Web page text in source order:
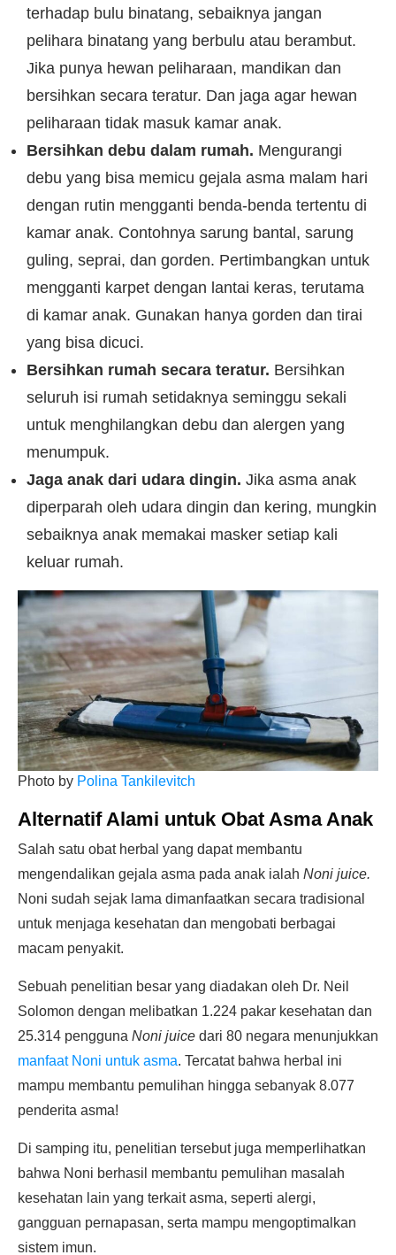
terhadap bulu binatang, sebaiknya jangan
pelihara binatang yang berbulu atau berambut.
Jika punya hewan peliharaan, mandikan dan
bersihkan secara teratur. Dan jaga agar hewan
peliharaan tidak masuk kamar anak.
Bersihkan debu dalam rumah. Mengurangi
debu yang bisa memicu gejala asma malam hari
dengan rutin mengganti benda-benda tertentu di
kamar anak. Contohnya sarung bantal, sarung
guling, seprai, dan gorden. Pertimbangkan untuk
mengganti karpet dengan lantai keras, terutama
di kamar anak. Gunakan hanya gorden dan tirai
yang bisa dicuci.
Bersihkan rumah secara teratur. Bersihkan
seluruh isi rumah setidaknya seminggu sekali
untuk menghilangkan debu dan alergen yang
menumpuk.
Jaga anak dari udara dingin. Jika asma anak
diperparah oleh udara dingin dan kering, mungkin
sebaiknya anak memakai masker setiap kali
keluar rumah.
Photo by Polina Tankilevitch
Alternatif Alami untuk Obat Asma Anak
Salah satu obat herbal yang dapat membantu
mengendalikan gejala asma pada anak ialah Noni juice.
Noni sudah sejak lama dimanfaatkan secara tradisional
untuk menjaga kesehatan dan mengobati berbagai
macam penyakit.
Sebuah penelitian besar yang diadakan oleh Dr. Neil
Solomon dengan melibatkan 1.224 pakar kesehatan dan
25.314 pengguna Noni juice dari 80 negara menunjukkan
manfaat Noni untuk asma. Tercatat bahwa herbal ini
mampu membantu pemulihan hingga sebanyak 8.077
penderita asma!
Di samping itu, penelitian tersebut juga memperlihatkan
bahwa Noni berhasil membantu pemulihan masalah
kesehatan lain yang terkait asma, seperti alergi,
gangguan pernapasan, serta mampu mengoptimalkan
sistem imun.